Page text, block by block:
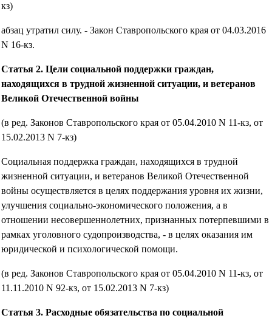
кз)
абзац утратил силу. - Закон Ставропольского края от 04.03.2016
N 16-кз.
Статья 2. Цели социальной поддержки граждан,
находящихся в трудной жизненной ситуации, и ветеранов
Великой Отечественной войны
(в ред. Законов Ставропольского края от 05.04.2010 N 11-кз, от
15.02.2013 N 7-кз)
Социальная поддержка граждан, находящихся в трудной
жизненной ситуации, и ветеранов Великой Отечественной
войны осуществляется в целях поддержания уровня их жизни,
улучшения социально-экономического положения, а в
отношении несовершеннолетних, признанных потерпевшими в
рамках уголовного судопроизводства, - в целях оказания им
юридической и психологической помощи.
(в ред. Законов Ставропольского края от 05.04.2010 N 11-кз, от
11.11.2010 N 92-кз, от 15.02.2013 N 7-кз)
Статья 3. Расходные обязательства по социальной